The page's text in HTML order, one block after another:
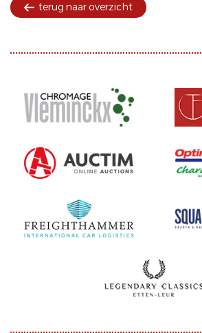
terug naar overzicht